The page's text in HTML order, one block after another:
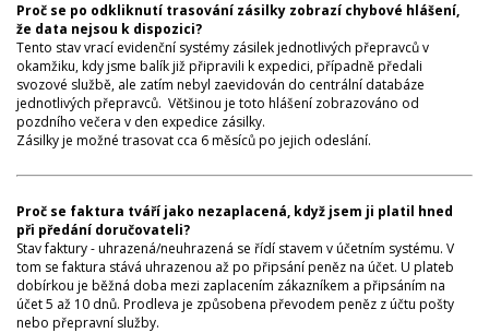
Proč se po odkliknutí trasování zásilky zobrazí chybové hlášení,
že data nejsou k dispozici?
Tento stav vrací evidenční systémy zásilek jednotlivých přepravců v
okamžiku, kdy jsme balík již připravili k expedici, případně předali
svozové službě, ale zatím nebyl zaevidován do centrální databáze
jednotlivých přepravců. Většinou je toto hlášení zobrazováno od
pozdního večera v den expedice zásilky.
Zásilky je možné trasovat cca 6 měsíců po jejich odeslání.
Proč se faktura tváří jako nezaplacená, když jsem ji platil hned
při předání doručovateli?
Stav faktury - uhrazená/neuhrazená se řídí stavem v účetním systému. V
tom se faktura stává uhrazenou až po připsání peněz na účet. U plateb
dobírkou je běžná doba mezi zaplacením zákazníkem a připsáním na
účet 5 až 10 dnů. Prodleva je způsobena převodem peněz z účtu pošty
nebo přepravní služby.